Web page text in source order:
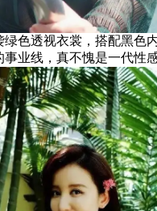
绿色透视衣裳，搭配黑色
事业线，真不愧是一代性